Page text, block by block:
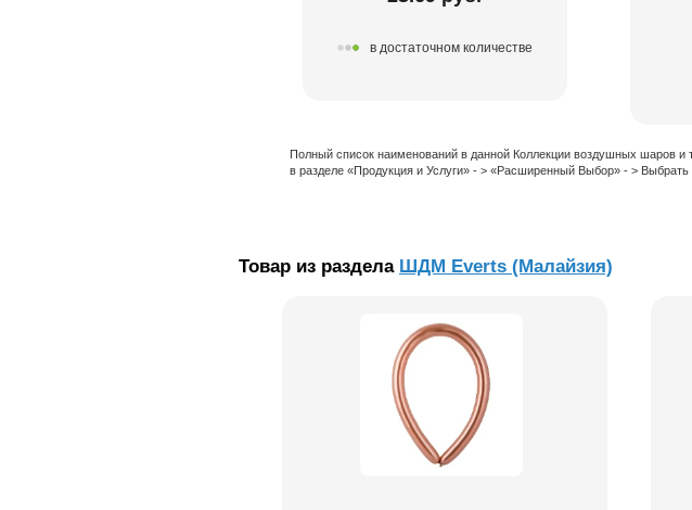
в достаточном количестве
Полный список наименований в данной Коллекции воздушных шаров и
в разделе «Продукция и Услуги» - > «Расширенный Выбор» - > Выбрать
Товар из раздела ШДМ Everts (Малайзия)